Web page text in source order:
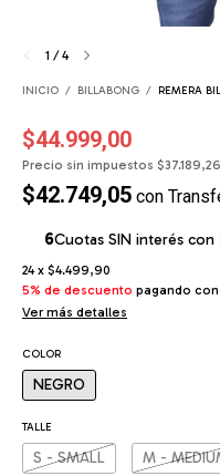
1 /4
INICIO / BILLABONG / REMERA
$44.999,00
Precio sin impuestos $37.189,26
$42.749,05 con
Cuotas SIN interés con
24 x $4.499,90
5% de descuento pagando
Ver más detalles
COLOR
NEGRO
TALLE
S - SMALL M -